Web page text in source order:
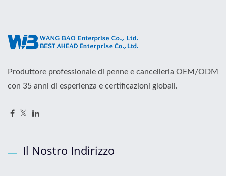
Produttore professionale di penne e cancelleria OEM/ODM
con 35 anni di esperienza e certificazioni globali.
Il Nostro Indirizzo